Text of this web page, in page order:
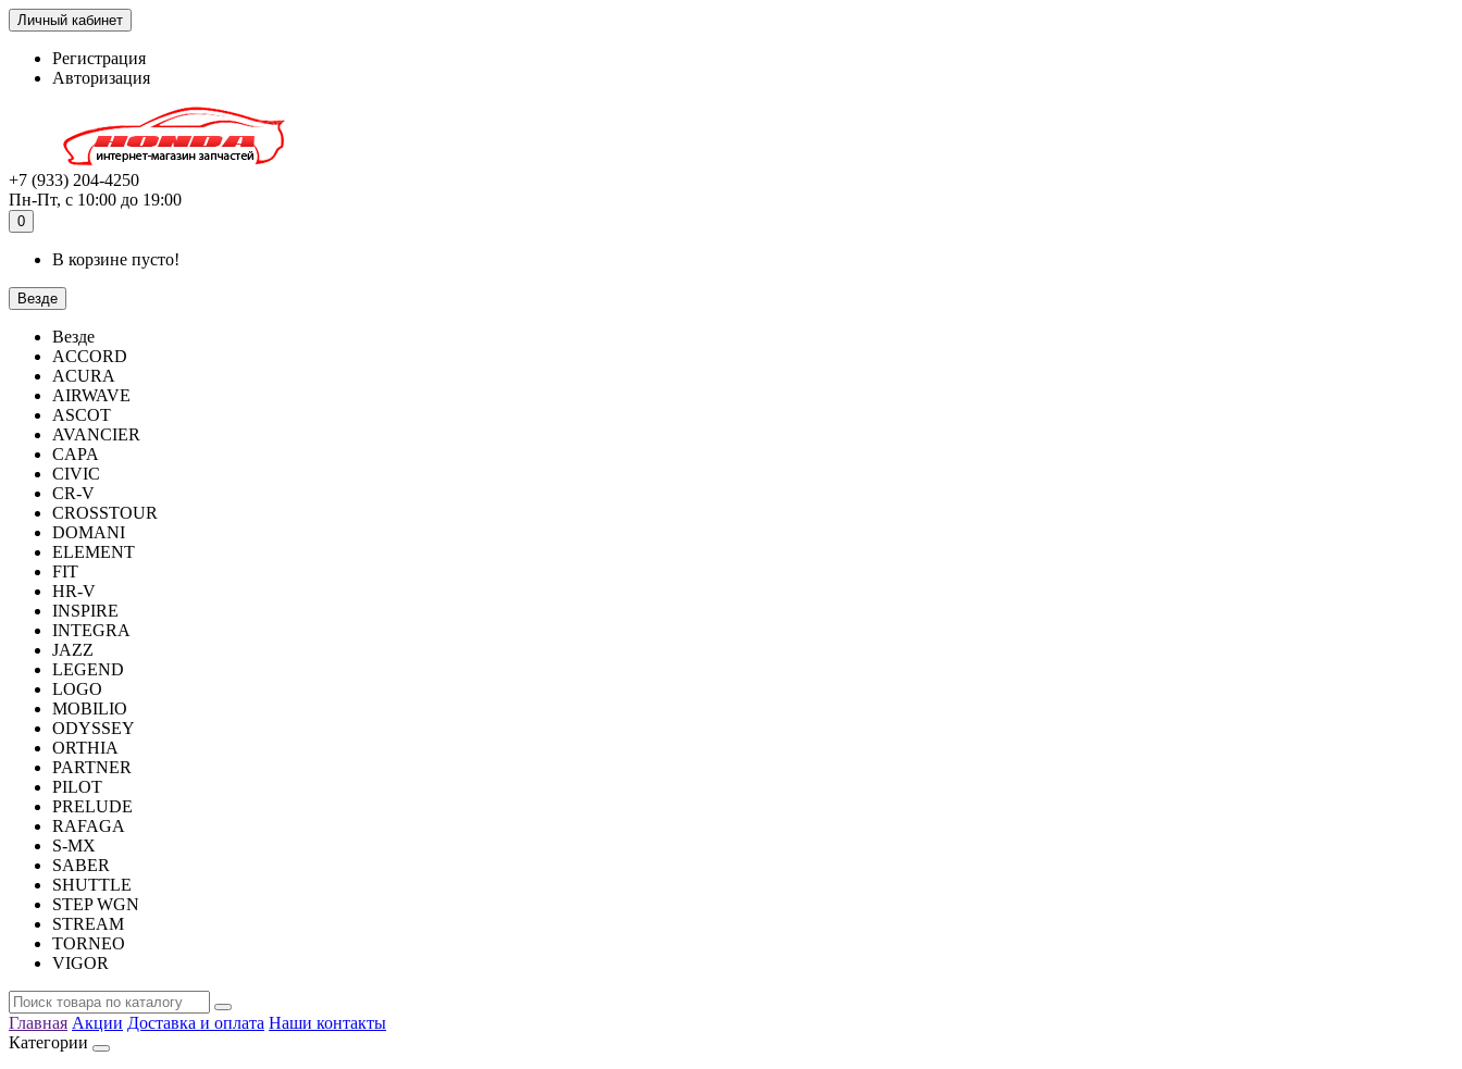
Личный кабинет
Регистрация
Авторизация
+7 (933) 204-4250
Пн-Пт, с 10:00 до 19:00
0
В корзине пусто!
Везде
Везде
ACCORD
ACURA
AIRWAVE
ASCOT
AVANCIER
CAPA
CIVIC
CR-V
CROSSTOUR
DOMANI
ELEMENT
FIT
HR-V
INSPIRE
INTEGRA
JAZZ
LEGEND
LOGO
MOBILIO
ODYSSEY
ORTHIA
PARTNER
PILOT
PRELUDE
RAFAGA
S-MX
SABER
SHUTTLE
STEP WGN
STREAM
TORNEO
VIGOR
Главная Акции Доставка и оплата Наши контакты
Категории